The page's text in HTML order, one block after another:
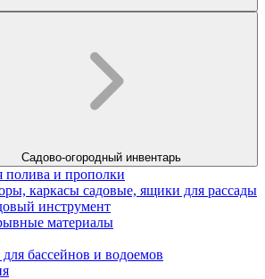
Садово-огородный инвентарь
полива и прополки
каркасы садовые, ящики для рассады
инструмент
материалы
для бассейнов и водоемов